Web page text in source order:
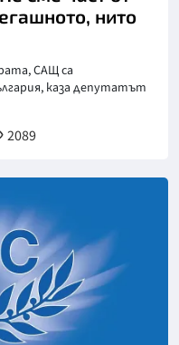
нито
САЩ са
каза депутатът
2089